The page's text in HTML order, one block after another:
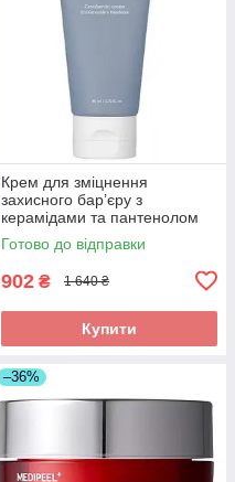
Крем для зміцнення
захисного бар’єру з
керамідами та пантенолом
Needly Crossbarrier Cream 80
мл
Готово до відправки
902 ₴ 1 640 ₴
Купити
–36%